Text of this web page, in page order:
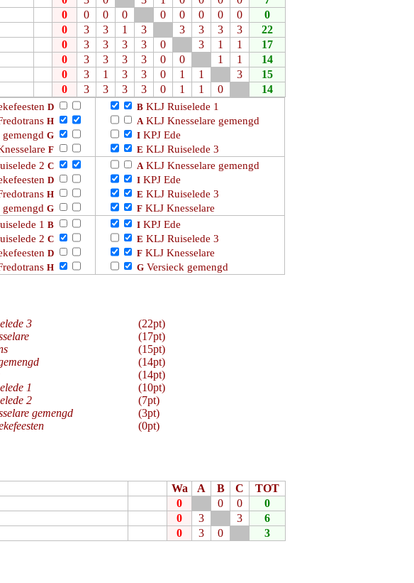
0 0 0 0 0 0 0 0 0
0
0 3 3 1 3 3 3 3 3
22
0 3 3 3 3 0 3 1 1
17
0 3 3 3 3 0 0 1 1
14
0 3 1 3 3 0 1 1 3
15
0 3 3 3 3 0 1 1 0 14
D
H
G
F
B KLJ Ruiselede 1
A KLJ Knesselare gemengd
I KPJ Ede
E KLJ Ruiselede 3
2 C
D
H
G
A KLJ Knesselare gemengd
I KPJ Ede
E KLJ Ruiselede 3
F KLJ Knesselare
1 B
2 C
D
H
I KPJ Ede
E KLJ Ruiselede 3
F KLJ Knesselare
G Versieck gemengd
3
(22pt)
(17pt)
(15pt)
(14pt)
(14pt)
1
(10pt)
2
(7pt)
gemengd
(3pt)
(0pt)
Wa A B C
TOT
0 0 0
0
0 3 3
6
0 3 0
3